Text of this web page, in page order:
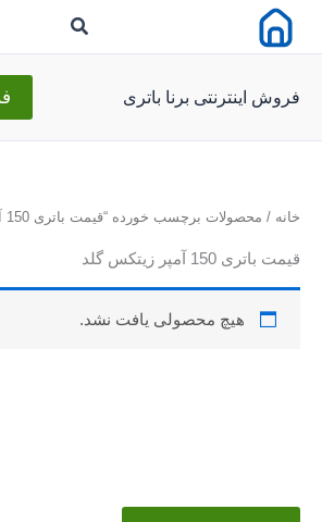
فروش اینترنتی برنا باتری
خانه / محصولات برچسب خورده “قیمت باتری 150 آمپر زیتکس گلد”
قیمت باتری 150 آمپر زیتکس گلد
هیچ محصولی یافت نشد.